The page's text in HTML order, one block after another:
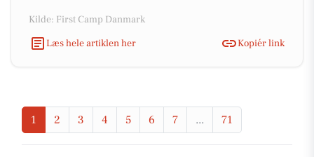
Kilde: First Camp Danmark
Læs hele artiklen her
Kopiér link
1 2 3 4 5 6 7 ... 71